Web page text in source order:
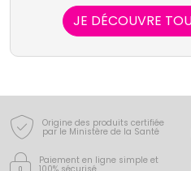
JE DÉCOUVRE
Origine des produits certifiée
par le Ministère de la Santé
Paiement en ligne simple et